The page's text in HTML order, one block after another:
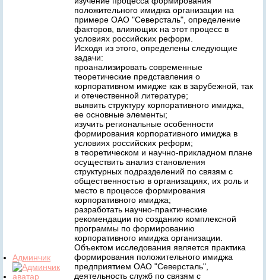
Админчик
положительного имиджа организации на
примере ОАО "Северсталь", определение
факторов, влияющих на этот процесс в
условиях российских реформ.
Исходя из этого, определены следующие
задачи:
проанализировать современные
теоретические представления о
корпоративном имидже как в зарубежной, так
и отечественной литературе;
выявить структуру корпоративного имиджа,
ее основные элементы;
изучить региональные особенности
формирования корпоративного имиджа в
условиях российских реформ;
в теоретическом и научно-прикладном плане
осуществить анализ становления
структурных подразделений по связям с
общественностью в организациях, их роль и
место в процессе формирования
корпоративного имиджа;
разработать научно-практические
рекомендации по созданию комплексной
программы по формированию
корпоративного имиджа организации.
Объектом исследования является практика
формирования положительного имиджа
предприятием ОАО "Северсталь",
деятельность служб по связям с